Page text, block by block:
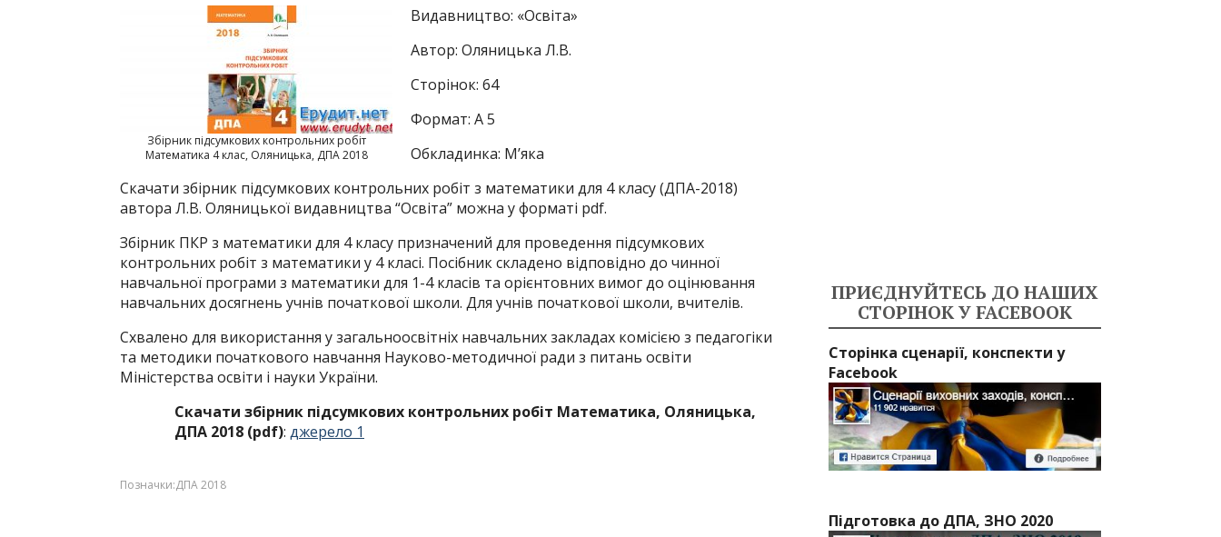
Збірник підсумкових контрольних робіт
Математика 4 клас, Оляницька, ДПА 2018
Видавництво: «Освіта»
Автор: Оляницька Л.В.
Сторінок: 64
Формат: А 5
Обкладинка: М’яка
Скачати збірник підсумкових контрольних робіт з математики для 4 класу (ДПА-2018)
автора Л.В. Оляницької видавництва “Освіта” можна у форматі pdf.
Збірник ПКР з математики для 4 класу призначений для проведення підсумкових
контрольних робіт з математики у 4 класі. Посібник складено відповідно до чинної
навчальної програми з математики для 1-4 класів та орієнтовних вимог до оцінювання
навчальних досягнень учнів початкової школи. Для учнів початкової школи, вчителів.
Схвалено для використання у загальноосвітніх навчальних закладах комісією з педагогіки
та методики початкового навчання Науково-методичної ради з питань освіти
Міністерства освіти і науки України.
Скачати збірник підсумкових контрольних робіт Математика, Оляницька,
ДПА 2018 (pdf): джерело 1
Позначки:ДПА 2018
ПРИЄДНУЙТЕСЬ ДО НАШИХ
СТОРІНОК У FACEBOOK
Сторінка сценарії, конспекти у
Facebook
Підготовка до ДПА, ЗНО 2020